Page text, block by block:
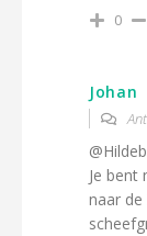
0
Johan
Je bent
naar